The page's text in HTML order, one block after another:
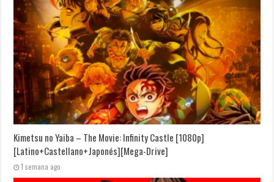
Kimetsu no Yaiba – The Movie: Infinity Castle [1080p]
[Latino+Castellano+Japonés][Mega-Drive]
1 semana ago